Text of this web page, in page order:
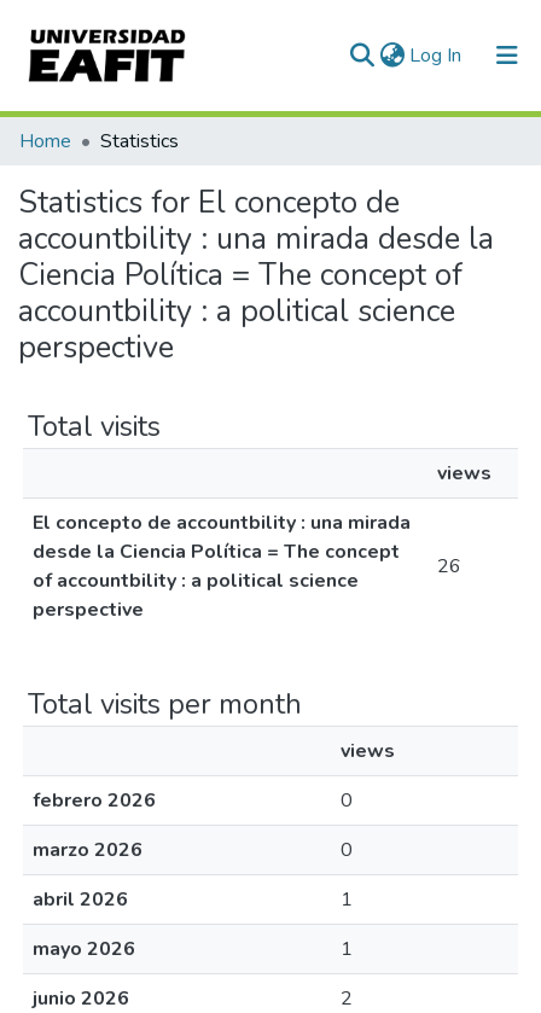
Log In (current)
Communities & Collections
All of DSpace
Home Statistics
Statistics for El concepto de
accountbility : una mirada desde la
Ciencia Política = The concept of
accountbility : a political science
perspective
Total visits
views
El concepto de accountbility : una mirada
desde la Ciencia Política = The concept
of accountbility : a political science
perspective
26
Total visits per month
views
febrero 2026
0
marzo 2026
0
abril 2026
1
mayo 2026
1
junio 2026
2